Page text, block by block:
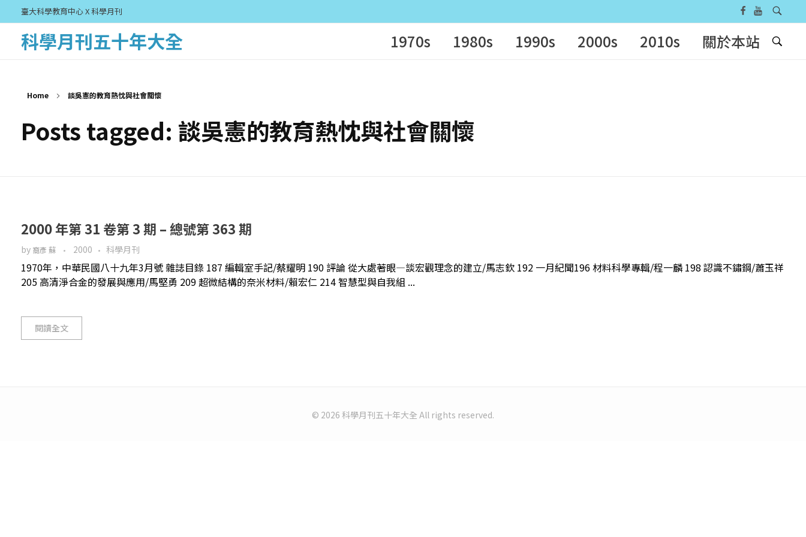
臺大科學教育中心 X 科學月刊
科學月刊五十年大全 1970s 1980s 1990s 2000s 2010s 關於本站
Home 談吳憲的教育熱忱與社會關懷
Posts tagged: 談吳憲的教育熱忱與社會關懷
2000 年第 31 卷第 3 期 – 總號第 363 期
by 裔彥 蘇 2000 科學月刊
1970年，中華民國八十九年3月號 雜誌目錄 187 編輯室手記/蔡耀明 190 評論 從大處著眼—談宏觀理念的建立/馬志欽 192 一月紀聞196 材料科學專輯/程一麟 198 認識不鏽鋼/蕭玉祥
205 高清淨合金的發展與應用/馬堅勇 209 超微結構的奈米材料/賴宏仁 214 智慧型與自我組 ...
閱讀全文
© 2026 科學月刊五十年大全 All rights reserved.